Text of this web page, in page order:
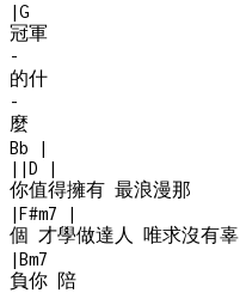
|G
冠軍
-
的什
-
麼
Bb
|
| |D
|
你值得擁有 最浪漫那
|F#m7
|
個 才學做達人 唯求沒有辜
|Bm7
負你 陪